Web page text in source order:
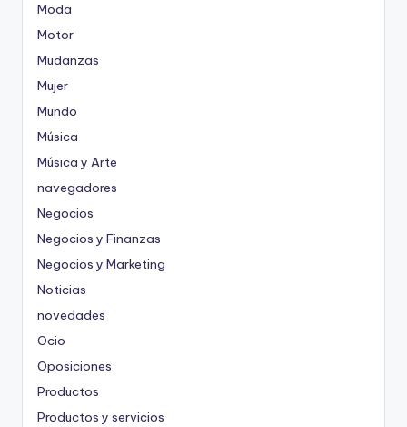
Moda
Motor
Mudanzas
Mujer
Mundo
Música
Música y Arte
navegadores
Negocios
Negocios y Finanzas
Negocios y Marketing
Noticias
novedades
Ocio
Oposiciones
Productos
Productos y servicios